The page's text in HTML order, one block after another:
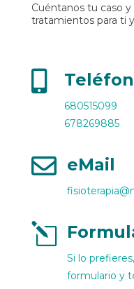
Cuéntanos tu caso
tratamientos para ti

680515099
678269885
 eMail
l
Si lo
formulario y